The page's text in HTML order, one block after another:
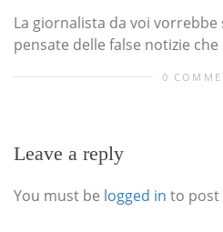
La giornalista da voi vorrebbe
pensate delle false notizie
0
Leave a reply
You must be logged in to post